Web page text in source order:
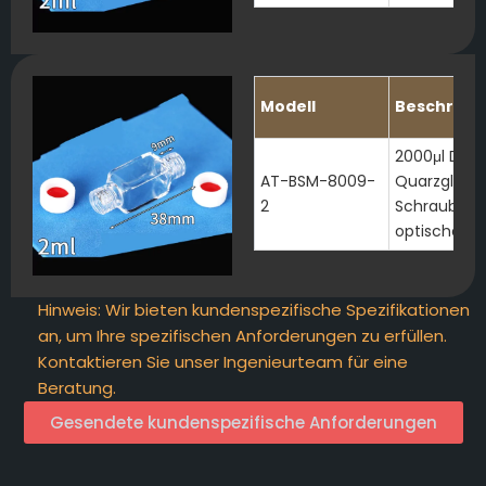
Modell
AT-BSM-8009-
2
2000μl
Quarzglas
optische
Hinweis: Wir bieten kundenspezifische Spezifikationen
an, um Ihre spezifischen Anforderungen zu erfüllen.
Kontaktieren Sie unser Ingenieurteam für eine
Beratung.
Gesendete kundenspezifische Anforderungen